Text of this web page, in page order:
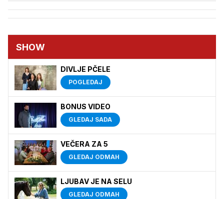
SHOW
DIVLJE PČELE
POGLEDAJ
BONUS VIDEO
GLEDAJ SADA
VEČERA ZA 5
GLEDAJ ODMAH
LJUBAV JE NA SELU
GLEDAJ ODMAH